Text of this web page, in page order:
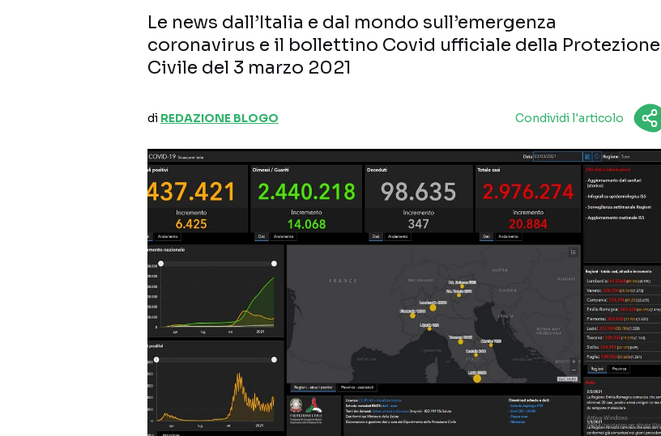
Le news dall’Italia e dal mondo sull’emergenza
coronavirus e il bollettino Covid ufficiale della Protezione
Civile del 3 marzo 2021
di REDAZIONE BLOGO Condividi l'articolo